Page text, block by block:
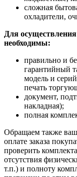
сложная
охладители,
Для
необходимы:
правильно и
гарантийный
модель и
печать
документ,
накладная);
полная
Обращаем также
оплате заказа
проверить
отсутствия
т.п.) и полноту